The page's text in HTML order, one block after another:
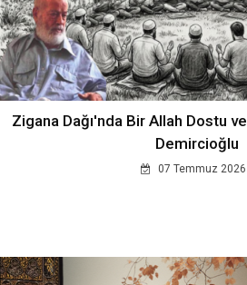
Zigana Dağı'nda Bir Allah Dostu
Demircioğlu
07 Temmuz 2026